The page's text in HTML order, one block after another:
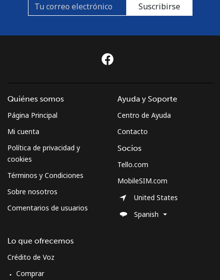
Suscribirse
Quiénes somos
Página Principal
Mi cuenta
Política de privacidad y
cookies
Términos y Condiciones
Sobre nosotros
Comentarios de usuarios
Lo que ofrecemos
Crédito de Voz
Comprar
Ayuda y Soporte
Centro de Ayuda
Contacto
Socios
Tello.com
MobileSIM.com
United States
Spanish